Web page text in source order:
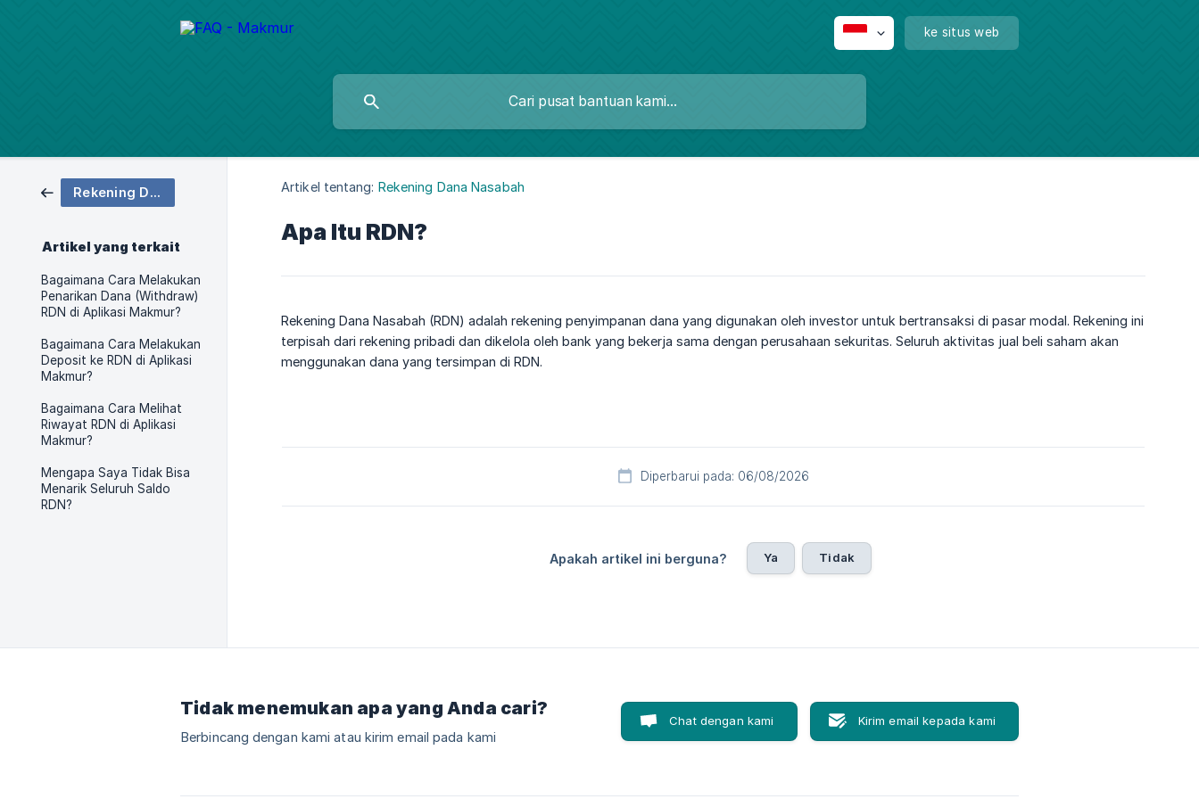
ke situs web
Rekening Dana Nasabah
Artikel yang terkait
Bagaimana Cara Melakukan
Penarikan Dana (Withdraw)
RDN di Aplikasi Makmur?
Bagaimana Cara Melakukan
Deposit ke RDN di Aplikasi
Makmur?
Bagaimana Cara Melihat
Riwayat RDN di Aplikasi
Makmur?
Mengapa Saya Tidak Bisa
Menarik Seluruh Saldo
RDN?
Artikel tentang: Rekening Dana Nasabah
Apa Itu RDN?
Rekening Dana Nasabah (RDN) adalah rekening penyimpanan dana yang digunakan oleh investor untuk bertransaksi di pasar modal. Rekening ini
terpisah dari rekening pribadi dan dikelola oleh bank yang bekerja sama dengan perusahaan sekuritas. Seluruh aktivitas jual beli saham akan
menggunakan dana yang tersimpan di RDN.
Diperbarui pada: 06/08/2026
Apakah artikel ini berguna? Ya Tidak
Tidak menemukan apa yang Anda cari?
Berbincang dengan kami atau kirim email pada kami
Chat dengan kami Kirim email kepada kami